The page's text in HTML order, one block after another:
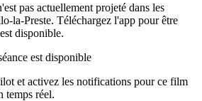
pas actuellement projeté dans les
la-Preste. Téléchargez l'app pour être
disponible.
est disponible
et activez les notifications pour ce film
temps réel.